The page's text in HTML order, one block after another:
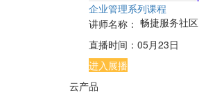
企业管理系列课程
讲师名称： 畅捷服务社区
直播时间： 05月23日
进入展播
云产品